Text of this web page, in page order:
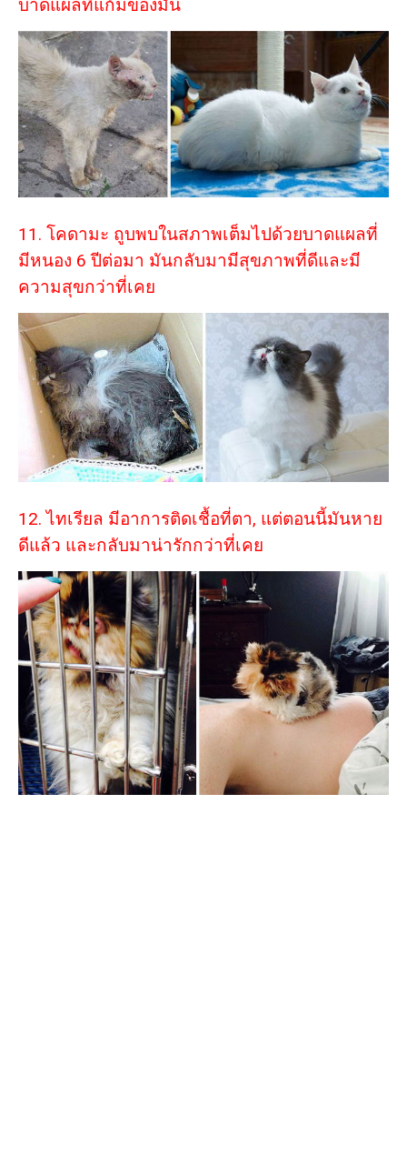
บาดแผลที่แก้มของมัน
11. โคดามะ ถูบพบในสภาพเต็มไปด้วยบาดแผลที่
มีหนอง 6 ปีต่อมา มันกลับมามีสุขภาพที่ดีและมี
ความสุขกว่าที่เคย
12. ไทเรียล มีอาการติดเชื้อที่ตา, แต่ตอนนี้มันหาย
ดีแล้ว และกลับมาน่ารักกว่าที่เคย